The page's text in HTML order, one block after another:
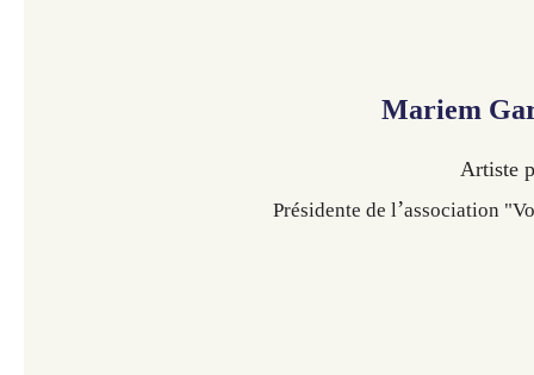
Mariem
Artiste
Présidente de l’association